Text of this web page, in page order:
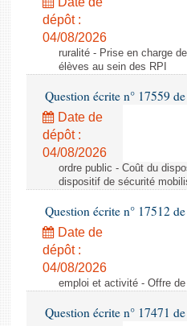
dépôt :
04/08/2026
ruralité - Prise en charge
élèves au sein des RPI
Question écrite n° 17559
Date de
dépôt :
04/08/2026
ordre public - Coût du
dispositif de sécurité
Question écrite n° 17512
Date de
dépôt :
04/08/2026
emploi et activité - Offre
Question écrite n° 17471